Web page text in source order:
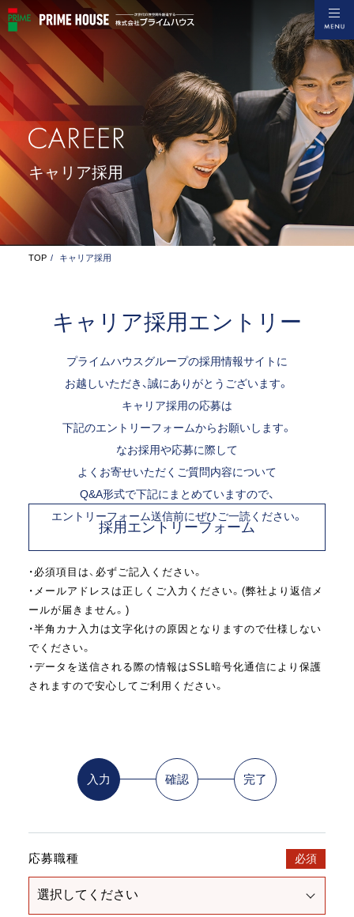
キャリア採用
TOP キャリア採用
キャリア採用エントリー
プライムハウスグループの採用情報サイトに
お越しいただき、誠にありがとうございます。
キャリア採用の応募は
下記のエントリーフォームからお願いします。
なお採用や応募に際して
よくお寄せいただくご質問内容について
Q&A形式で下記にまとめていますので、
エントリーフォーム送信前にぜひご一読ください。
採用エントリーフォーム
・必須項目は、必ずご記入ください。
・メールアドレスは正しくご入力ください。(弊社より返信メ
ールが届きません。)
・半角カナ入力は文字化けの原因となりますので仕様しない
でください。
・データを送信される際の情報はSSL暗号化通信により保護
されますので安心してご利用ください。
入力 確認 完了
応募職種 必須